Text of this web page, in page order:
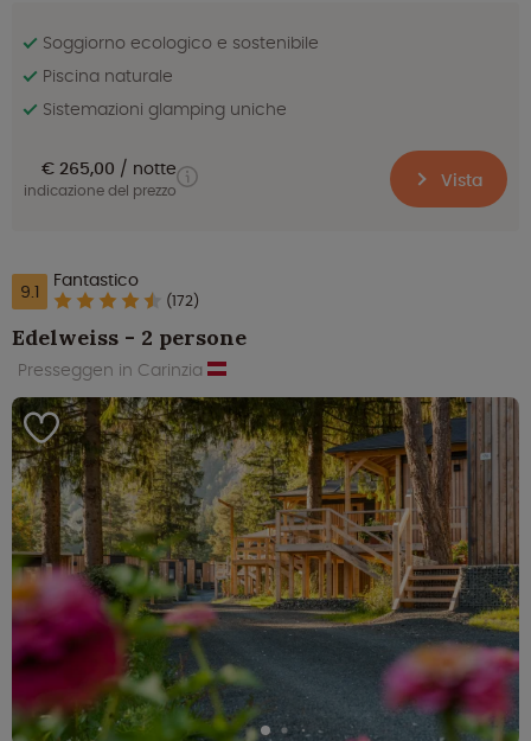
Soggiorno ecologico e sostenibile
Piscina naturale
Sistemazioni glamping uniche
€ 265,00 notte
indicazione del prezzo Vista
9.1 Fantastico
(172)
Edelweiss - 2 persone
Presseggen in Carinzia